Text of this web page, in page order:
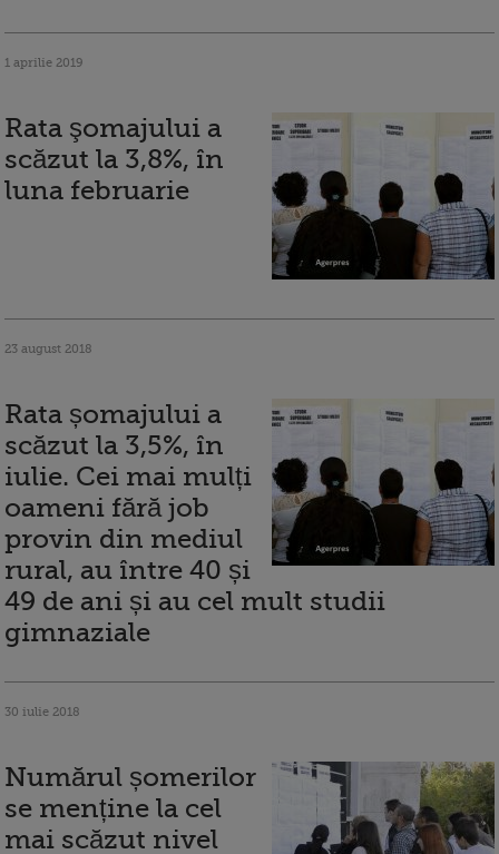
1 aprilie 2019
Rata şomajului a
scăzut la 3,8%, în
luna februarie
23 august 2018
Rata șomajului a
scăzut la 3,5%, în
iulie. Cei mai mulți
oameni fără job
provin din mediul
rural, au între 40 și
49 de ani și au cel mult studii
gimnaziale
30 iulie 2018
Numărul șomerilor
se menține la cel
mai scăzut nivel